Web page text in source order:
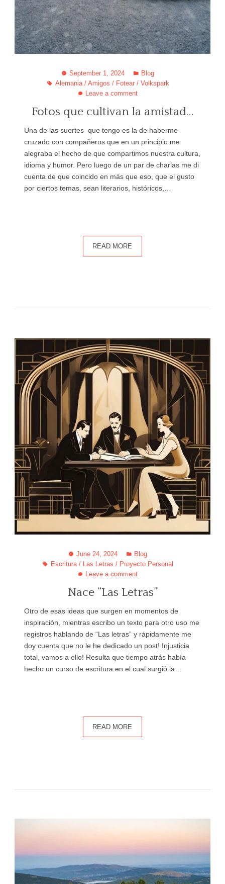
September 1, 2024
Blog
Alemania/ Amigos / Fotear/ Volkspark
Leave a comment
Fotos que cultivan la amistad…
Una de las suertes que tengo es la de haberme
cruzado con compañeros que en un principio me
alegraba el hecho de que compartimos nuestra cultura,
idioma y humor. Pero luego de un par de charlas me di
cuenta de que coincido en más que eso, que el gusto
por ciertos temas, sean literarios, históricos,…
READ MORE
June 24, 2024
Blog
Escritura / Las Letras / Proyecto Personal
Leave a comment
Nace “Las Letras”
Otro de esas ideas que surgen en momentos de
inspiración, mientras escribo un texto para otro uso me
registros hablando de “Las letras” y rápidamente me
doy cuenta que no le he dedicado un post! Injusticia
total, vamos a ello! Resulta que tiempo atrás había
hecho un curso de escritura en el cual surgió la…
READ MORE